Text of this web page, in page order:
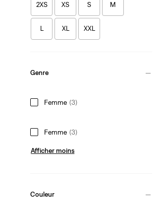
2XS XS S M
L XL XXL
Genre
Femme (3)
Femme (3)
Afficher moins
Couleur